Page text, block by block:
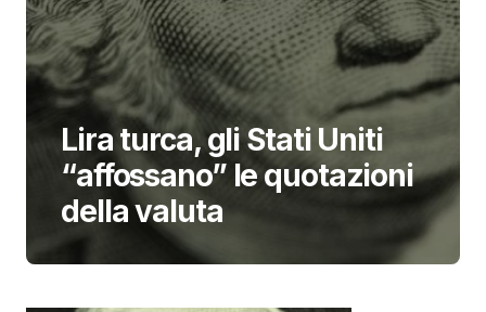
Lira turca, gli Stati Uniti
“affossano” le quotazioni
della valuta